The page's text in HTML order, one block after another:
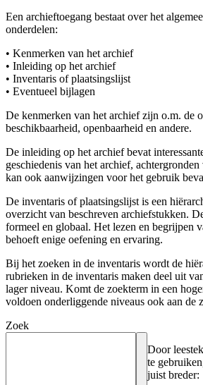
Een archieftoegang bestaat over het
onderdelen:
• Kenmerken van het archief
• Inleiding op het archief
• Inventaris of plaatsingslijst
• Eventueel bijlagen
De kenmerken van het archief zijn o.m. de
beschikbaarheid, openbaarheid en andere.
De inleiding op het archief bevat
geschiedenis van het archief,
kan ook aanwijzingen voor het gebruik
De inventaris of plaatsingslijst is een
overzicht van beschreven archiefstukken.
formeel en globaal. Het lezen en begrijpen
behoeft enige oefening en ervaring.
Bij het zoeken in de inventaris wordt de
rubrieken in de inventaris maken deel uit
lager niveau. Komt de zoekterm in een
voldoen onderliggende niveaus ook aan de
Zoek
Door
te
juist breder: